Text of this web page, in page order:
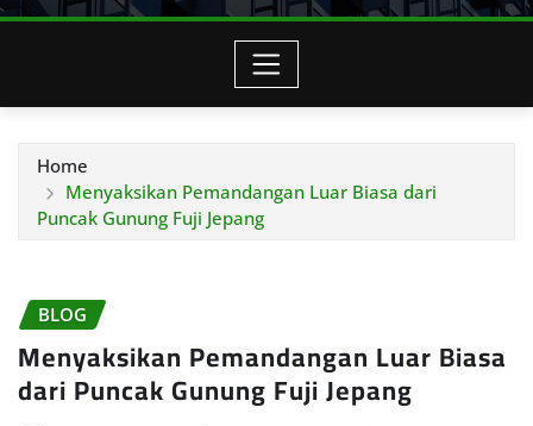
Home
Menyaksikan Pemandangan Luar Biasa dari
Puncak Gunung Fuji Jepang
BLOG
Menyaksikan Pemandangan Luar Biasa
dari Puncak Gunung Fuji Jepang